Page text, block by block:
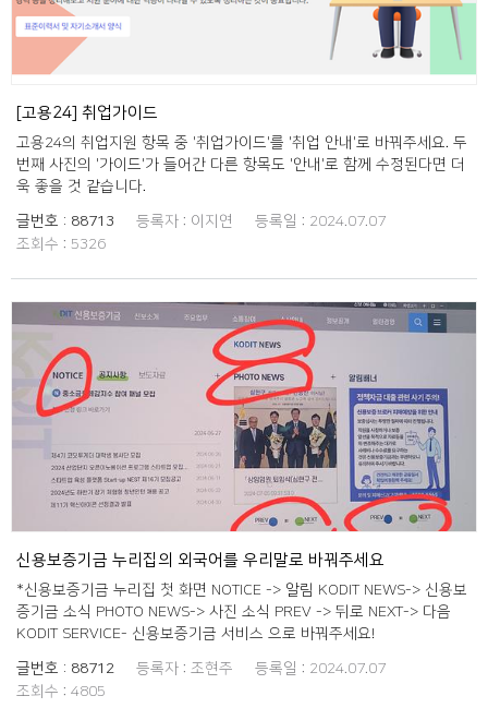
[고용24] 취업가이드
고용24의 취업지원 항목 중 '취업가이드'를 '취업 안내'로 바꿔주세요. 두
번째 사진의 '가이드'가 들어간 다른 항목도 '안내'로 함께 수정된다면 더
욱 좋을 것 같습니다.
글번호 : 88713 등록자 : 이지연 등록일 : 2024.07.07
조회수 : 5326
신용보증기금 누리집의 외국어를 우리말로 바꿔주세요
*신용보증기금 누리집 첫 화면 NOTICE -> 알림 KODIT NEWS-> 신용보
증기금 소식 PHOTO NEWS-> 사진 소식 PREV -> 뒤로 NEXT-> 다음
KODIT SERVICE- 신용보증기금 서비스 으로 바꿔주세요!
글번호 : 88712 등록자 : 조현주 등록일 : 2024.07.07
조회수 : 4805